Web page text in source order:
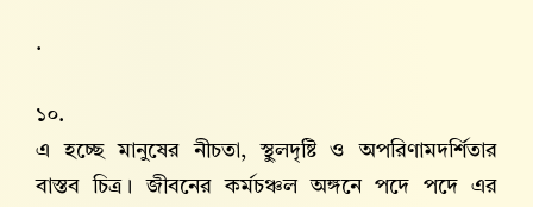
.
১০.
এ হচ্ছে মানুষের নীচতা, স্থুলদৃষ্টি ও অপরিণামদর্শিতার
বাস্তব চিত্র। জীবনের কর্মচঞ্চল অঙ্গনে পদে পদে এর